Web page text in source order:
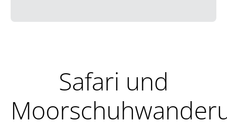
Safari und